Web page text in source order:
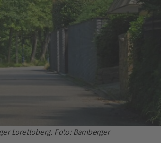
Lorettoberg. Foto: Bamberger